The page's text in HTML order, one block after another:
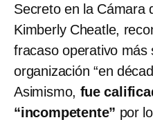
Secreto en la Cámara
Kimberly Cheatle,
fracaso operativo más
organización “en
Asimismo, fue
“incompetente” por